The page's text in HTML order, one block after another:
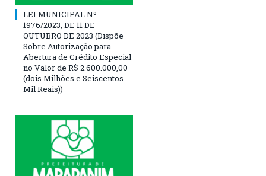
LEI MUNICIPAL Nº
1976/2023, DE 11 DE
OUTUBRO DE 2023 (Dispõe
Sobre Autorização para
Abertura de Crédito Especial
no Valor de R$ 2.600.000,00
(dois Milhões e Seiscentos
Mil Reais))